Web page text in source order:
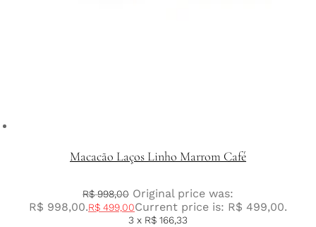
Macacão Laços Linho Marrom Café
R$998,00 Original price was:
R$ 998,00.R$ 499,00Current price is: R$ 499,00.
3 x R$ 166,33